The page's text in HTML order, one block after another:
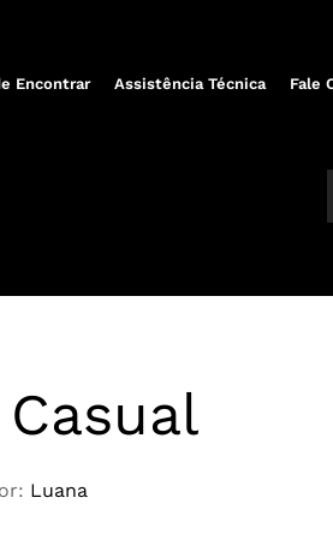
Encontrar Assistência Técnica Fale
Luana